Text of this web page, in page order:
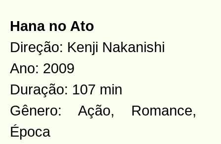
Hana no Ato
Direção: Kenji Nakanishi
Ano: 2009
Duração: 107 min
Gênero: Ação, Romance,
Época